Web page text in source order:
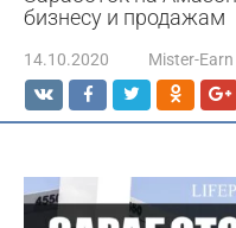
бизнесу и продажам
14.10.2020 Mister-Earn